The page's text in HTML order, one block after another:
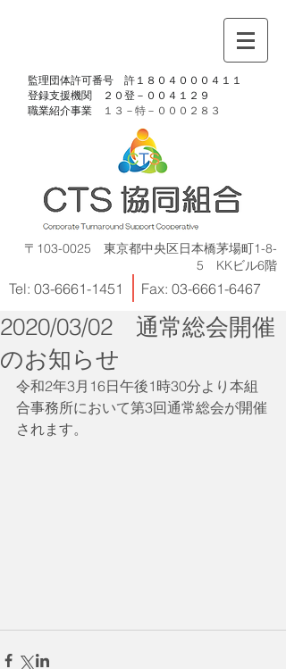
​監理団体許可番号 許１８０４０００４１１
​登録支援機関 ２０登－００４１２９
​職業紹介事業
１３－特－ ０００２８３
〒103-0025 東京都中央区日本橋茅場町1-8-
5 KKビル6階
Tel: 03-6661-1451 Fax: 03-6661-6467
2020/03/02 通常総会開催
のお知らせ
令和2年3月16日午後1時30分より本組
合事務所において第3回通常総会が開催
されます。